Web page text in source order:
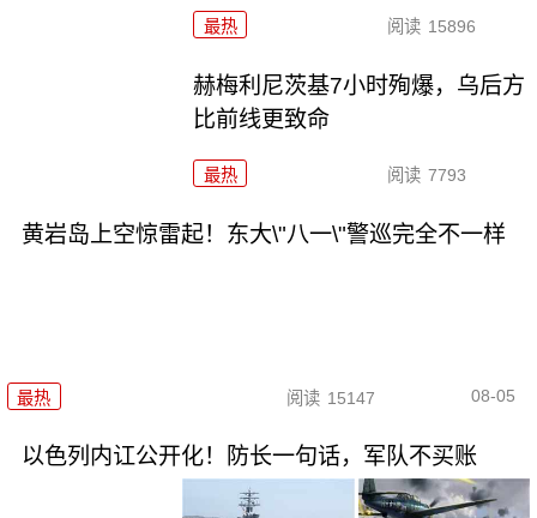
最热 阅读 15896
赫梅利尼茨基7小时殉爆，乌后方
比前线更致命
最热 阅读 7793
黄岩岛上空惊雷起！东大\"八一\"警巡完全不一样
最热 阅读 15147 08-05
以色列内讧公开化！防长一句话，军队不买账